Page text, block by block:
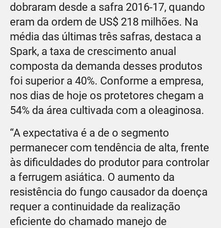
dobraram desde a safra 2016-17, quando
eram da ordem de US$ 218 milhões. Na
média das últimas três safras, destaca a
Spark, a taxa de crescimento anual
composta da demanda desses produtos
foi superior a 40%. Conforme a empresa,
nos dias de hoje os protetores chegam a
54% da área cultivada com a oleaginosa.
“A expectativa é a de o segmento
permanecer com tendência de alta, frente
às dificuldades do produtor para controlar
a ferrugem asiática. O aumento da
resistência do fungo causador da doença
requer a continuidade da realização
eficiente do chamado manejo de